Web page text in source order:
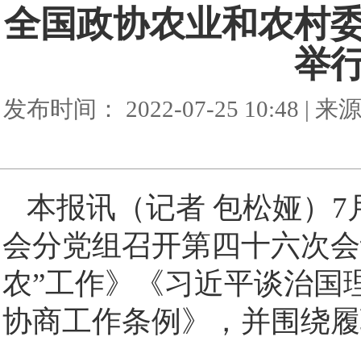
全国政协农业和农村
举
发布时间： 2022-07-25 10:48 | 来
本报讯（记者 包松娅）
会分党组召开第四十六次
农”工作》《习近平谈治国
协商工作条例》，并围绕